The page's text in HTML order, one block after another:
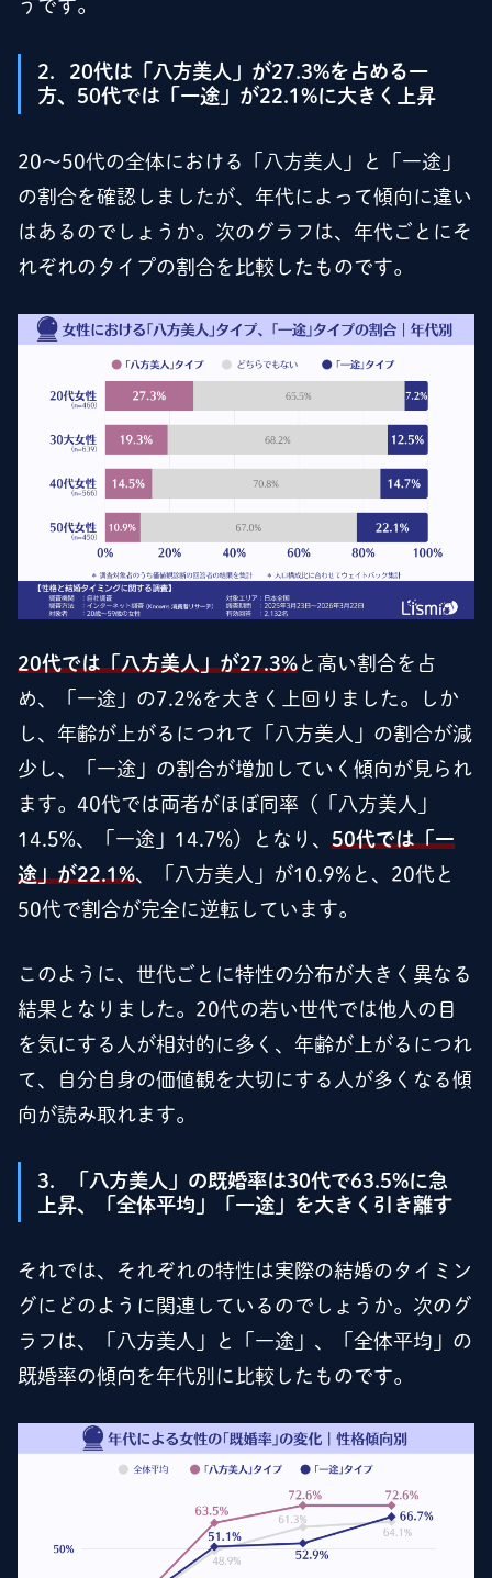
うです。
2．20代は「八方美人」が27.3%を占める一
方、50代では「一途」が22.1%に大きく上昇
20～50代の全体における「八方美人」と「一途」
の割合を確認しましたが、年代によって傾向に違い
はあるのでしょうか。次のグラフは、年代ごとにそ
れぞれのタイプの割合を比較したものです。
20代では「八方美人」が27.3% と高い割合を占
め、「一途」の7.2%を大きく上回りました。しか
し、年齢が上がるにつれて「八方美人」の割合が減
少し、「一途」の割合が増加していく傾向が見られ
ます。40代では両者がほぼ同率（「八方美人」
14.5%、「一途」14.7%）となり、 50代では「一
途」が22.1%、「八方美人」が10.9%と、20代と
50代で割合が完全に逆転しています。
このように、世代ごとに特性の分布が大きく異なる
結果となりました。20代の若い世代では他人の目
を気にする人が相対的に多く、年齢が上がるにつれ
て、自分自身の価値観を大切にする人が多くなる傾
向が読み取れます。
3．「八方美人」の既婚率は30代で63.5%に急
上昇、「全体平均」「一途」を大きく引き離す
それでは、それぞれの特性は実際の結婚のタイミン
グにどのように関連しているのでしょうか。次のグ
ラフは、「八方美人」と「一途」、「全体平均」の
既婚率の傾向を年代別に比較したものです。